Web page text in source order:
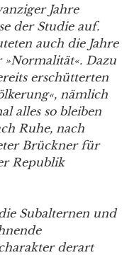
Jahre
der Studie auf.
auch die Jahre
Dazu
erschütterten
nämlich
alles so bleiben
Ruhe, nach
Brückner für
Republik
Subalternen und
derart